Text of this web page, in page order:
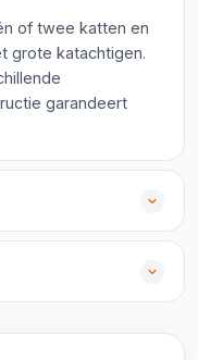
of twee katten en
grote katachtigen.
garandeert